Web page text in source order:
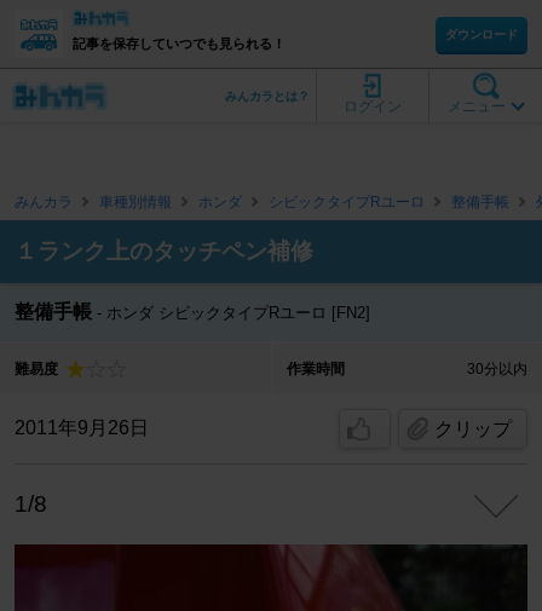
記事を保存していつでも見られる！
ダウンロード
メニュー
ログイン
みんカラとは？
みんカラ 車種別情報 ホンダ シビックタイプRユーロ 整備手帳
１ランク上のタッチペン補修
整備手帳 ホンダ シビックタイプRユーロ [FN2]
難易度 作業時間 30分以内
2011年9月26日 クリップ
1/8